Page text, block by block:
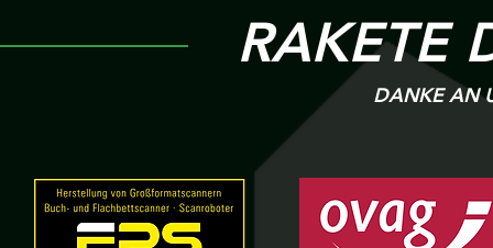
DANKE AN
RAKETE